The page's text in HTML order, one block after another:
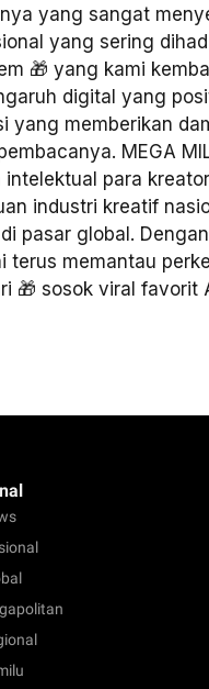
yang sangat
yang sering
🎁 yang kami
digital yang
yang memberikan
MEGA
para
industri kreatif
pasar global.
terus memantau
🎁 sosok viral favorit